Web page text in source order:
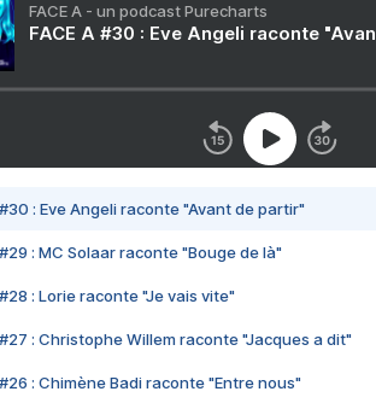
FACE A - un podcast Purecharts
FACE A #30 : Eve Angeli raconte
#30 : Eve Angeli raconte "Avant de partir"
#29 : MC Solaar raconte "Bouge de là"
#28 : Lorie raconte "Je vais vite"
#27 : Christophe Willem raconte "Jacques a dit"
#26 : Chimène Badi raconte "Entre nous"